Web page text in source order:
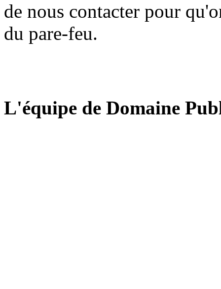
de nous contacter pour
du pare-feu.
L'équipe de Domaine